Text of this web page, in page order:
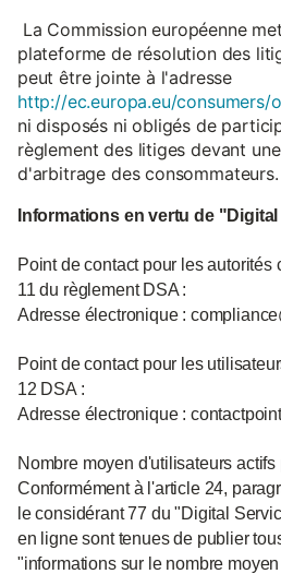
La Commission européenne
plateforme de résolution des
peut être jointe à l'adresse
http://ec.europa.eu/consumers/
ni disposés ni obligés de
règlement des litiges devant
d'arbitrage des consommateurs.
Informations en vertu de
Point de contact pour les autorités
11 du règlement DSA :
Adresse électronique :
Point de contact pour les
12 DSA :
Adresse électronique :
Nombre moyen d'utilisateurs
Conformément à l'article 24,
le considérant 77 du "Digital
en ligne sont tenues de publier
"informations sur le nombre